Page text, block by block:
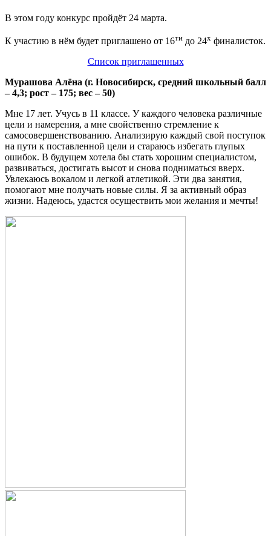
В этом году конкурс пройдёт 24 марта.
К участию в нём будет приглашено от 16ти до 24х финалисток.
Список приглашенных
Мурашова Алёна (г. Новосибирск, средний школьный балл
– 4,3; рост – 175; вес – 50)
Мне 17 лет. Учусь в 11 классе. У каждого человека различные
цели и намерения, а мне свойственно стремление к
самосовершенствованию. Анализирую каждый свой поступок
на пути к поставленной цели и стараюсь избегать глупых
ошибок. В будущем хотела бы стать хорошим специалистом,
развиваться, достигать высот и снова подниматься вверх.
Увлекаюсь вокалом и легкой атлетикой. Эти два занятия,
помогают мне получать новые силы. Я за активный образ
жизни. Надеюсь, удастся осуществить мои желания и мечты!